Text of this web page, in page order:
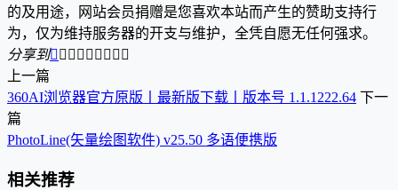
的及用途，网站会员捐赠是您喜欢本站而产生的赞助支持行
为，仅为维持服务器的开支与维护，全凭自愿无任何强求。
分享到        
上一篇
360AI浏览器官方原版丨最新版下载丨版本号 1.1.1222.64 下一
篇
PhotoLine(矢量绘图软件) v25.50 多语便携版
相关推荐